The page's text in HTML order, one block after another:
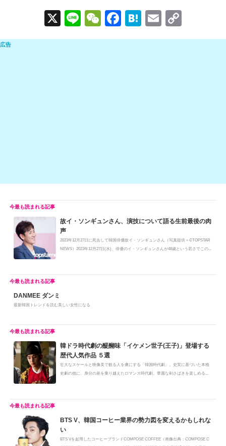
X
Li
n
W
e
F
a
H
at
E
m o
故イ・ソンギュンさん、演技について語る生前最後の肉
声
2023年12月27日に死去して韓国俳優故イ・ソンギュンさん（写真提供＝©TOPSTAR
NEWS）2023年12月27日(水)、俳優のイ・ソンギュンさんが48歳という若さでこの...
DANMEE ダンミ
最新韓国トレンドを読む美しい女性になる
韓ドラ時代劇の醍醐味「イケメン世子(王子)」登場する
歴代人気作品 ５選
壮大なスケールと映像美で観る人を虜にする「韓国時代劇」。史実に基づいた本格
史劇の他に、身分の差を乗り越えたロマンス時代劇、華麗な剣さばきを楽しめる...
BTS V、韓国コーヒー業界の勢力図を変えるかもしれな
い
BTS Vを起用したコーヒーブランドCOMPOSE COFFEE（画像出典：COMPOSE C